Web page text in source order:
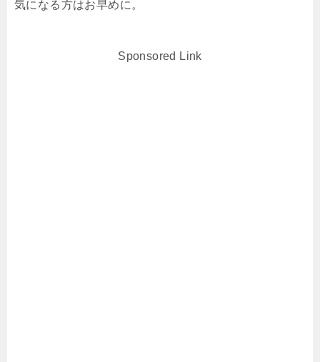
気になる方はお早めに。
Sponsored Link